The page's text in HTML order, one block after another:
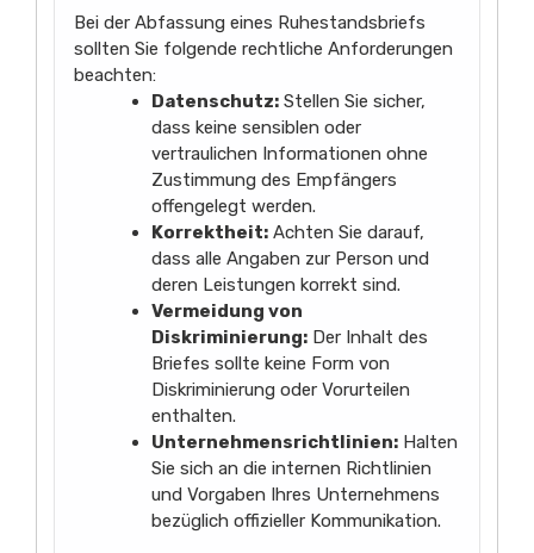
Bei der Abfassung eines Ruhestandsbriefs
sollten Sie folgende rechtliche Anforderungen
beachten:
Datenschutz: Stellen Sie sicher,
dass keine sensiblen oder
vertraulichen Informationen ohne
Zustimmung des Empfängers
offengelegt werden.
Korrektheit: Achten Sie darauf,
dass alle Angaben zur Person und
deren Leistungen korrekt sind.
Vermeidung von
Diskriminierung: Der Inhalt des
Briefes sollte keine Form von
Diskriminierung oder Vorurteilen
enthalten.
Unternehmensrichtlinien: Halten
Sie sich an die internen Richtlinien
und Vorgaben Ihres Unternehmens
bezüglich offizieller Kommunikation.